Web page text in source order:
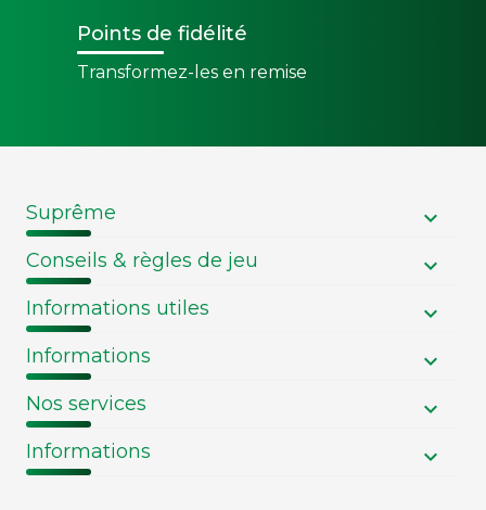
Points de fidélité
Transformez-les en remise
Suprême
Conseils & règles de jeu
Informations utiles
Informations
Nos services
Informations